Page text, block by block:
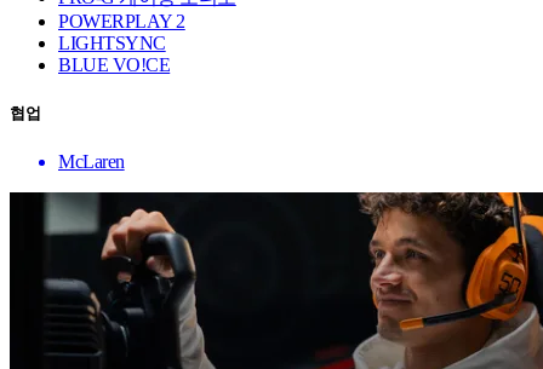
POWERPLAY 2
LIGHTSYNC
BLUE VO!CE
협업
McLaren